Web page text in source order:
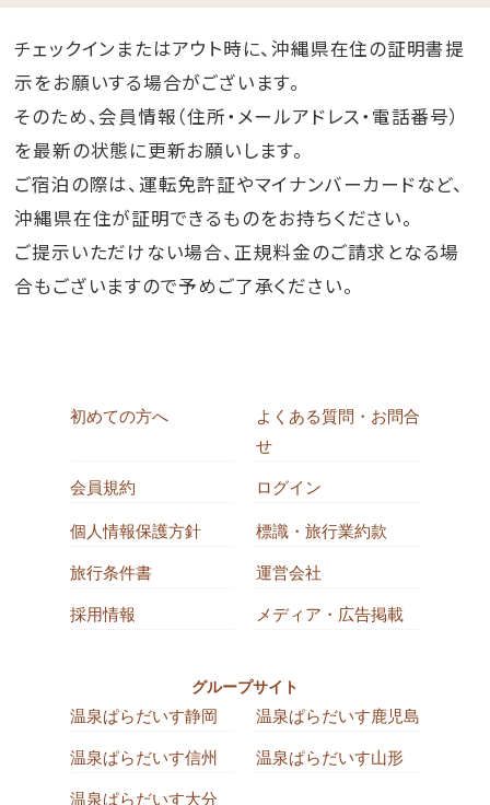
チェックインまたはアウト時に、沖縄県在住の証明書提
示をお願いする場合がございます。
そのため、会員情報（住所・メールアドレス・電話番号）
を最新の状態に更新お願いします。
ご宿泊の際は、運転免許証やマイナンバーカードなど、
沖縄県在住が証明できるものをお持ちください。
ご提示いただけない場合、正規料金のご請求となる場
合もございますので予めご了承ください。
初めての方へ
よくある質問・お問合
せ
会員規約 ログイン
個人情報保護方針 標識・旅行業約款
旅行条件書 運営会社
採用情報 メディア・広告掲載
グループサイト
温泉ぱらだいす静岡 温泉ぱらだいす鹿児島
温泉ぱらだいす信州 温泉ぱらだいす山形
温泉ぱらだいす大分